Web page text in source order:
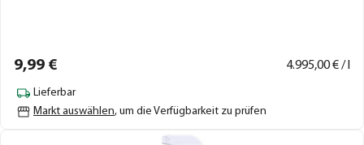
9,99 € 4.995,00€ / l
Lieferbar
Markt auswählen, um die Verfügbarkeit zu prüfen